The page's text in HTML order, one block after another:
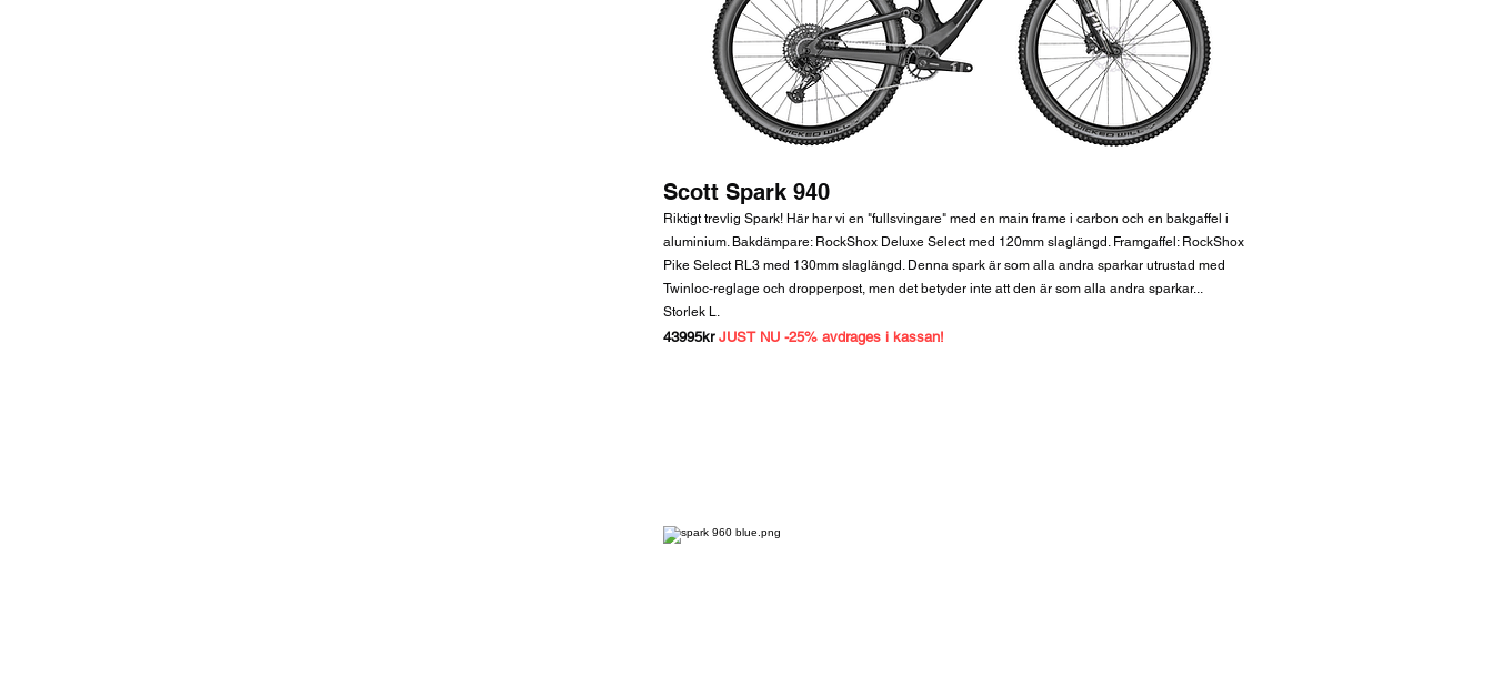
Scott Spark 940
Riktigt trevlig Spark! Här har vi en "fullsvingare" med en main frame i carbon och en bakgaffel i
aluminium. Bakdämpare: RockShox Deluxe Select med 120mm slaglängd. Framgaffel: RockShox
Pike Select RL3 med 130mm slaglängd. Denna spark är som alla andra sparkar utrustad med
Twinloc-reglage och dropperpost, men det betyder inte att den är som alla andra sparkar...
Storlek L.
43995kr JUST NU -25% avdrages i kassan!